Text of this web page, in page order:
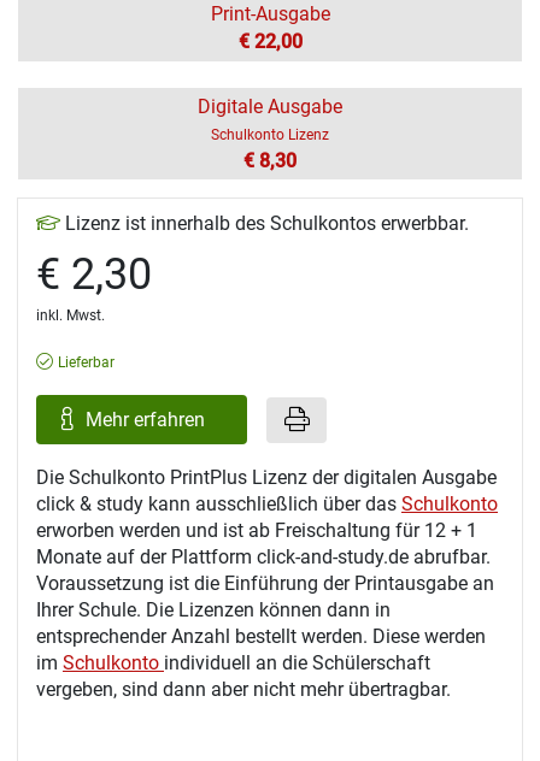
Print-Ausgabe
€ 22,00
Digitale Ausgabe
Schulkonto Lizenz
€ 8,30
Lizenz ist innerhalb des Schulkontos erwerbbar.
€ 2,30
inkl. Mwst.
Lieferbar
Mehr erfahren
Die Schulkonto PrintPlus Lizenz der digitalen Ausgabe
click & study kann ausschließlich über das Schulkonto
erworben werden und ist ab Freischaltung für 12 + 1
Monate auf der Plattform click-and-study.de abrufbar.
Voraussetzung ist die Einführung der Printausgabe an
Ihrer Schule. Die Lizenzen können dann in
entsprechender Anzahl bestellt werden. Diese werden
im Schulkonto individuell an die Schülerschaft
vergeben, sind dann aber nicht mehr übertragbar.